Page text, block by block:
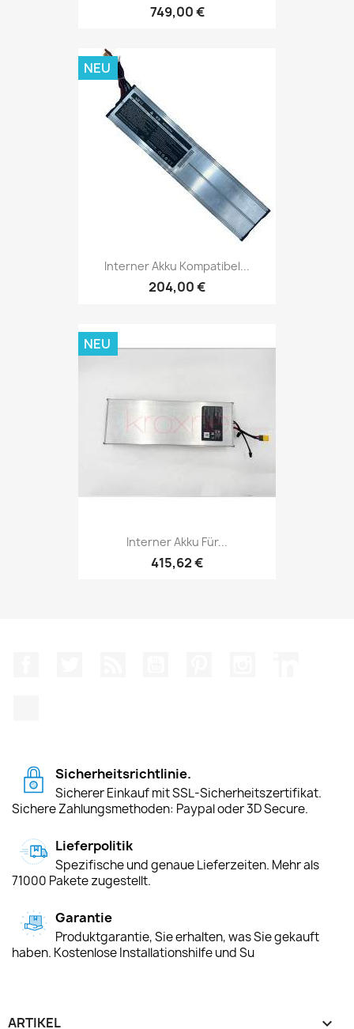
749,00 €
Interner Akku Kompatibel...
204,00 €
NEU
Interner Akku Für...
415,62 €
NEU
Sicherheitsrichtlinie.
Sicherer Einkauf mit SSL-Sicherheitszertifikat.
Sichere Zahlungsmethoden: Paypal oder 3D Secure.
Lieferpolitik
Spezifische und genaue Lieferzeiten. Mehr als
71000 Pakete zugestellt.
Garantie
Produktgarantie, Sie erhalten, was Sie gekauft
haben. Kostenlose Installationshilfe und Su
ARTIKEL 